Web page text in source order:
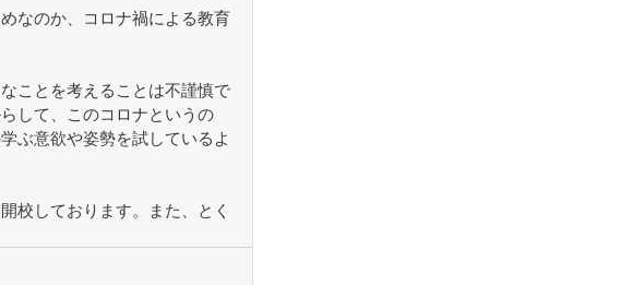
なのか、コロナ禍による教育
ことを考えることは不謹慎で
して、このコロナというの
ぶ意欲や姿勢を試しているよ
校しております。また、とく